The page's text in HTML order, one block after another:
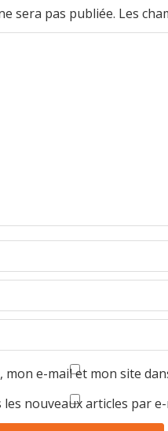
sera pas publiée. Les
mon e-mail et mon site
nouveaux articles par e-